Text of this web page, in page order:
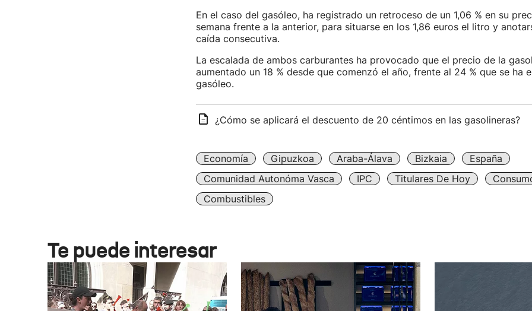
En el caso del gasóleo, ha registrado un retroceso de un 1,06 % en su
semana frente a la anterior, para situarse en los 1,86 euros el litro y
caída consecutiva.
La escalada de ambos carburantes ha provocado que el precio de la
aumentado un 18 % desde que comenzó el año, frente al 24 % que se ha
gasóleo.
¿Cómo se aplicará el descuento de 20 céntimos en las gasolineras?
Economía Gipuzkoa Araba-Álava Bizkaia
España
Comunidad Autonóma Vasca
IPC Titulares De Hoy
Combustibles
Te puede interesar